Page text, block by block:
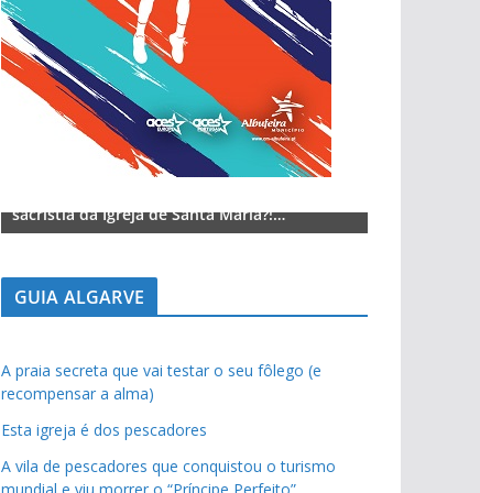
sacristia da Igreja de Santa Maria?!…
GUIA ALGARVE
A praia secreta que vai testar o seu fôlego (e
recompensar a alma)
Esta igreja é dos pescadores
A vila de pescadores que conquistou o turismo
mundial e viu morrer o “Príncipe Perfeito”